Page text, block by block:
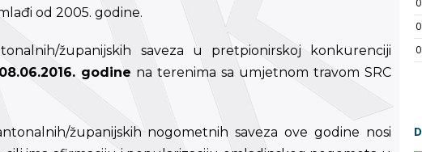
od 2005. godine.
županijskih saveza u pretpionirskoj konkurenciji
godine na terenima sa umjetnom travom SRC
županijskih nogometnih saveza ove godine nosi